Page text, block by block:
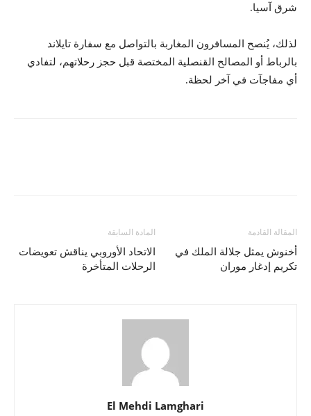
شرق آسيا.
لذلك، يُنصح المسافرون المغاربة بالتواصل مع سفارة تايلاند
بالرباط أو المصالح القنصلية المختصة قبل حجز رحلاتهم، لتفادي
أي مفاجآت في آخر لحظة.
المادة السابقة
الاتحاد الأوروبي يناقش تعويضات
الرحلات المتأخرة
المقالة القادمة
أخنوش يمثل جلالة الملك في
تكريم إدغار موران
El Mehdi Lamghari